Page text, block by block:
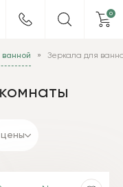
0
Зеркала для